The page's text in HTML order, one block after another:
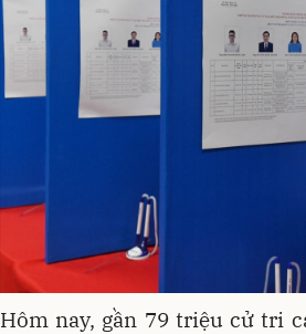
Hôm nay, gần 79 triệu cử tri